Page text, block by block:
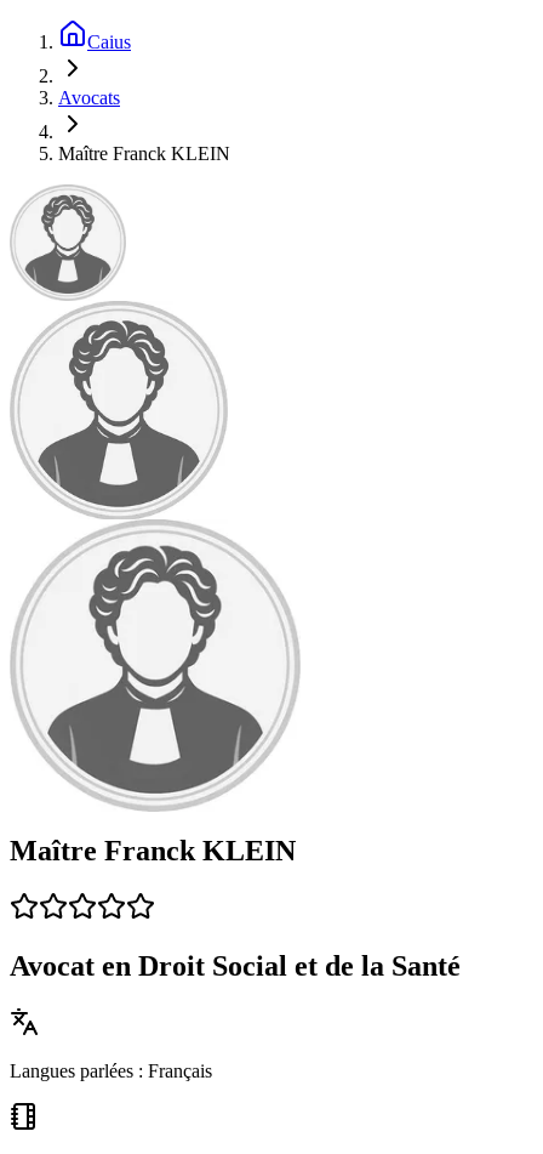
Caius
Avocats
Maître Franck KLEIN
Maître Franck KLEIN
Avocat en Droit Social et de la Santé
Langues parlées : Français